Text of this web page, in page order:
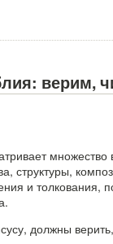
верим,
структуры,
и толкования,
должны